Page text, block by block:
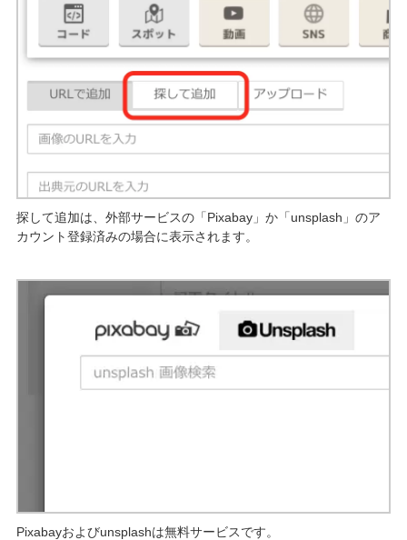
探して追加は、外部サービスの「Pixabay」か「unsplash」のア
カウント登録済みの場合に表示されます。
Pixabayおよびunsplashは無料サービスです。